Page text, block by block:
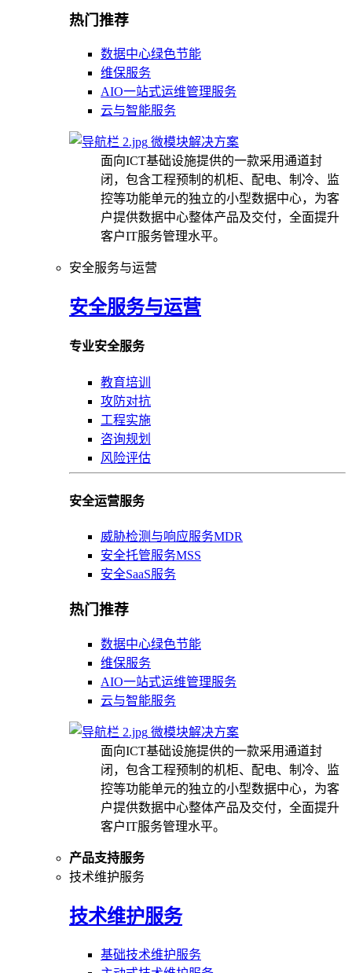
热门推荐
数据中心绿色节能
维保服务
AIO一站式运维管理服务
云与智能服务
微模块解决方案
面向ICT基础设施提供的一款采用通道封
闭，包含工程预制的机柜、配电、制冷、监
控等功能单元的独立的小型数据中心，为客
户提供数据中心整体产品及交付，全面提升
客户IT服务管理水平。
安全服务与运营
安全服务与运营
专业安全服务
教育培训
攻防对抗
工程实施
咨询规划
风险评估
安全运营服务
威胁检测与响应服务MDR
安全托管服务MSS
安全SaaS服务
热门推荐
数据中心绿色节能
维保服务
AIO一站式运维管理服务
云与智能服务
微模块解决方案
面向ICT基础设施提供的一款采用通道封
闭，包含工程预制的机柜、配电、制冷、监
控等功能单元的独立的小型数据中心，为客
户提供数据中心整体产品及交付，全面提升
客户IT服务管理水平。
产品支持服务
技术维护服务
技术维护服务
基础技术维护服务